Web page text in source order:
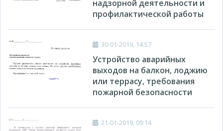
надзорной деятельности и
профилактической работы
30-01-2019, 14:57
Устройство аварийных
выходов на балкон, лоджию
или террасу, требования
пожарной безопасности
21-01-2019, 09:14